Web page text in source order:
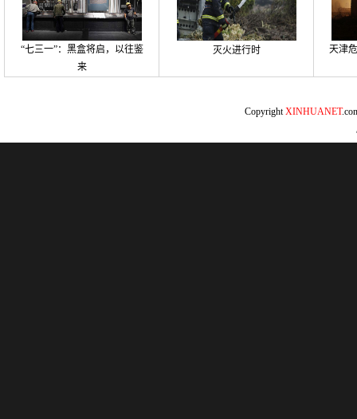
“七三一”：黑盒将启，以往鉴
来
灭火进行时 天津
CopyrightXINHUANET